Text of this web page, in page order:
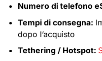
Numero di telefono
Tempi di consegna:
dopo l’acquisto
Tethering / Hotspot: